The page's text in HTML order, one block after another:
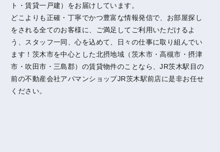
ト・賃貸一戸建）をお届けしています。
どこよりも正確・丁寧でかつ豊富な情報発信で、お部屋探し
をされる全てのお客様に、ご満足してご利用いただけるよ
う、スタッフ一同、心を込めて、日々の仕事に取り組んでい
ます！茨木市を中心とした北摂地域（茨木市・高槻市・摂津
市・吹田市・三島郡）の賃貸物件のことなら、JR茨木駅目の
前の不動産会社アパマンショップJR茨木駅前店に是非お任せ
ください。